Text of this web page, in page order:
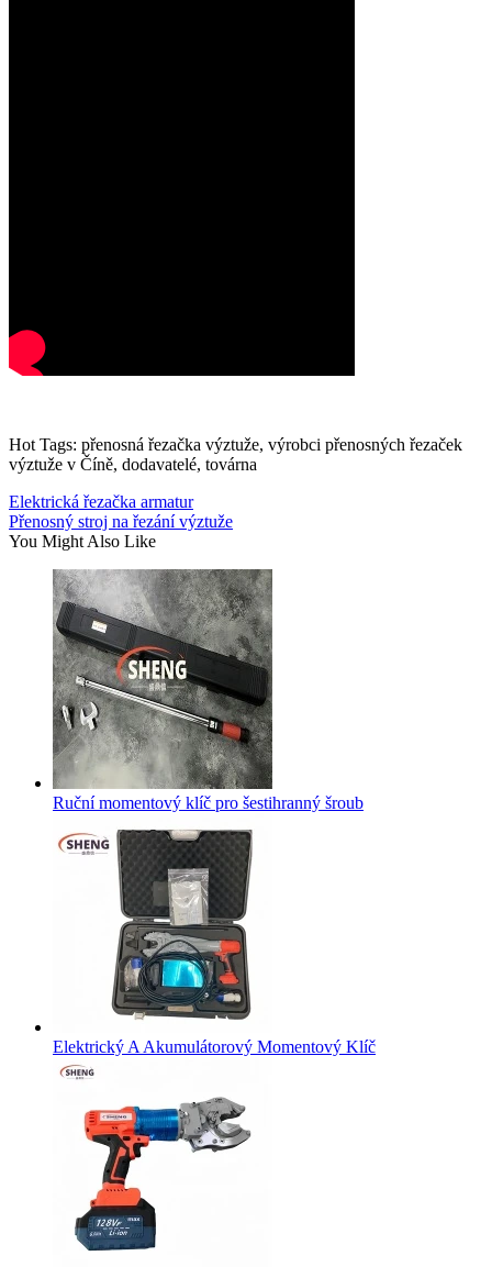
Hot Tags: přenosná řezačka výztuže, výrobci přenosných řezaček
výztuže v Číně, dodavatelé, továrna
Elektrická řezačka armatur
Přenosný stroj na řezání výztuže
You Might Also Like
Ruční momentový klíč pro šestihranný šroub
Elektrický A Akumulátorový Momentový Klíč